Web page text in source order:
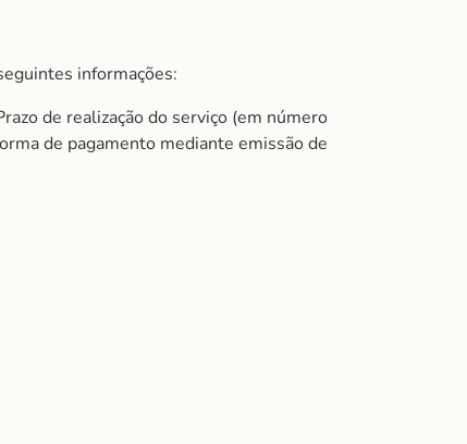
informações:
de realização do serviço (em número
de pagamento mediante emissão de